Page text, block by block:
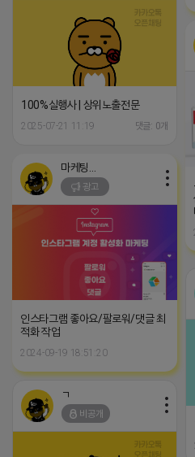
100%실행사 | 상위노출전문
2025-07-21 11:19 댓글: 0개
광고
인스타그램 좋아요/팔로워/댓글 최
적화 작업
2024-09-19 18:51:20
ㄱ
비공개